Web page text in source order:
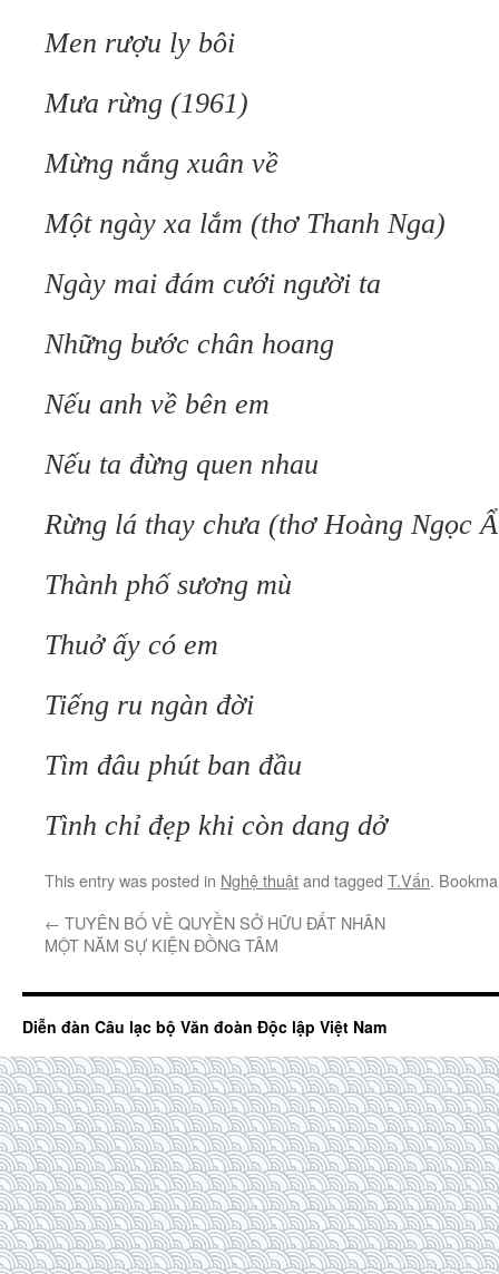
Men rượu ly bôi
Mưa rừng (1961)
Mừng nắng xuân về
Một ngày xa lắm (thơ Thanh Nga)
Ngày mai đám cưới người ta
Những bước chân hoang
Nếu anh về bên em
Nếu ta đừng quen nhau
Rừng lá thay chưa (thơ Hoàng Ngọc
Thành phố sương mù
Thuở ấy có em
Tiếng ru ngàn đời
Tìm đâu phút ban đầu
Tình chỉ đẹp khi còn dang dở
This entry was posted in Nghệ thuậtand tagged T.Vấn.
← TUYÊN BỐ VỀ QUYỀN SỞ HỮU ĐẤT NHÂN
MỘT NĂM SỰ KIỆN ĐỒNG TÂM
Diễn đàn Câu lạc bộ Văn đoàn Độc lập Việt Nam